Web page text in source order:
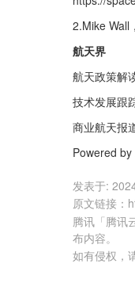
2.Mike Wall
航天界
航天政策解
技术发展跟
商业航天报
Powered by
发表于:
原文链接 ：
腾讯「腾讯
布内容。
如有侵权，